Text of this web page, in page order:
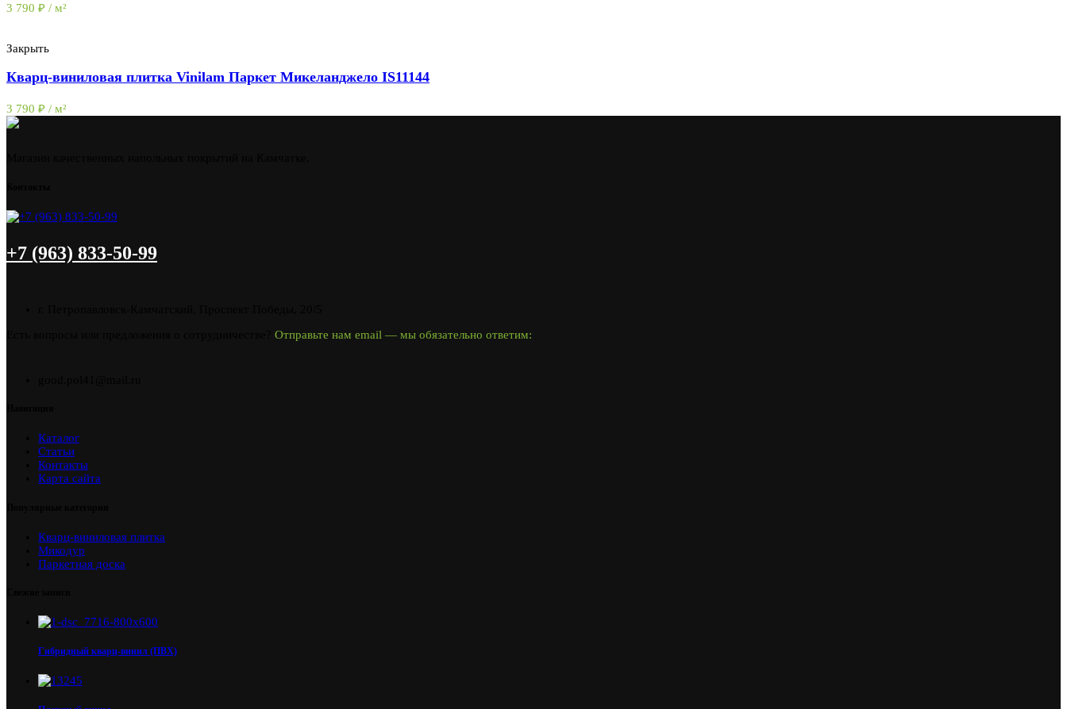
3 790 ₽ / м²
Закрыть
Кварц-виниловая плитка Vinilam Паркет Микеланджело IS11144
3 790 ₽ / м²
+7 (963) 833-50-99
Отправьте нам email — мы обязательно ответим:
Каталог
Статьи
Контакты
Карта сайта
Кварц-виниловая плитка
Микодур
Паркетная доска
Гибридный кварц-винил (ПВХ)